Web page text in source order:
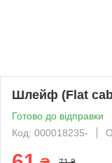
Шлейф (Flat
Готово до відправки
Код: 000018235-